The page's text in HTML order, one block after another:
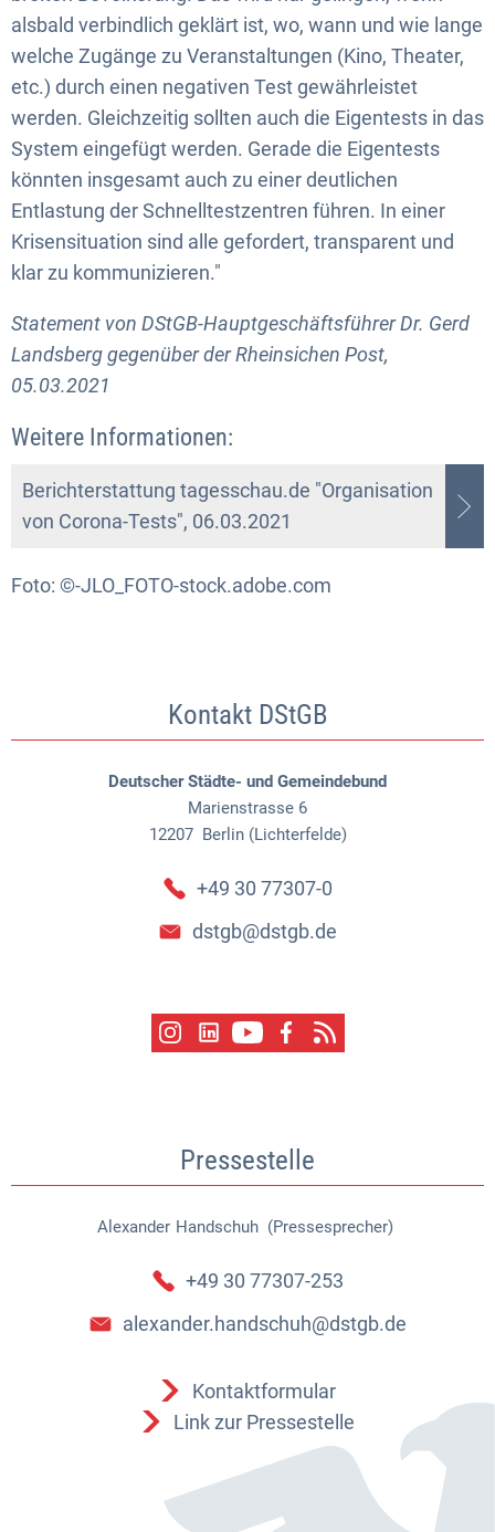
alsbald verbindlich geklärt ist, wo, wann und wie lange
welche Zugänge zu Veranstaltungen (Kino, Theater,
etc.) durch einen negativen Test gewährleistet
werden. Gleichzeitig sollten auch die Eigentests in das
System eingefügt werden. Gerade die Eigentests
könnten insgesamt auch zu einer deutlichen
Entlastung der Schnelltestzentren führen. In einer
Krisensituation sind alle gefordert, transparent und
klar zu kommunizieren."
Statement von DStGB-Hauptgeschäftsführer Dr. Gerd
Landsberg gegenüber der Rheinsichen Post,
05.03.2021
Weitere Informationen:
Berichterstattung tagesschau.de "Organisation
von Corona-Tests", 06.03.2021
Foto: ©-JLO_FOTO-stock.adobe.com
Kontakt DStGB
Deutscher Städte- und Gemeindebund
Marienstrasse 6
12207 Berlin (Lichterfelde)
+49 30 77307-0
dstgb@dstgb.de
Pressestelle
Alexander Handschuh (Pressesprecher)
Alexander Handschuh
+49 30 77307-253
alexander.handschuh@dstgb.de
Kontaktformular
Link zur Pressestelle